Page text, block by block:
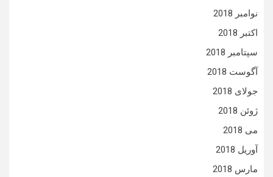
نوامبر 2018
اکتبر 2018
سپتامبر 2018
آگوست 2018
جولای 2018
ژوئن 2018
می 2018
آوریل 2018
مارس 2018